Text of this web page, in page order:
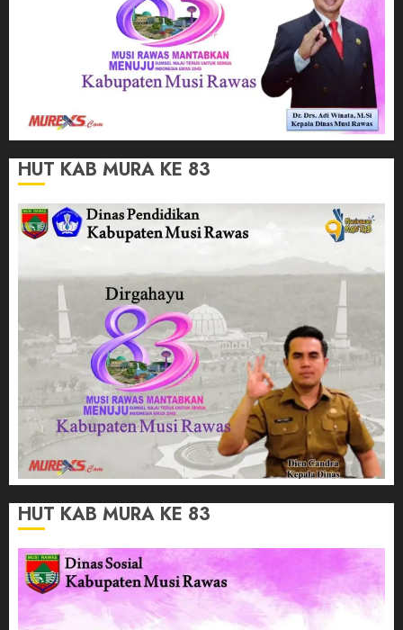
HUT KAB MURA KE 83
HUT KAB MURA KE 83